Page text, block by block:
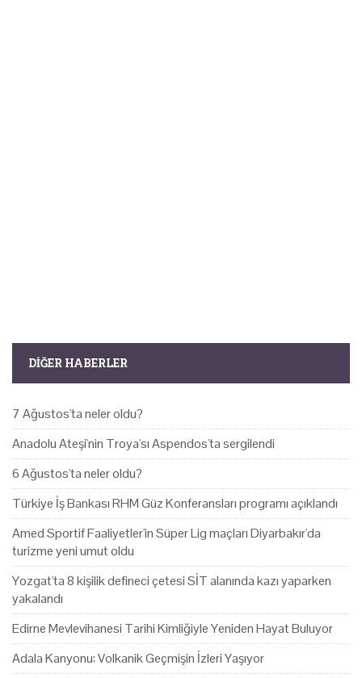
DIĞER HABERLER
7 Ağustos'ta neler oldu?
Anadolu Ateşi'nin Troya'sı Aspendos'ta sergilendi
6 Ağustos'ta neler oldu?
Türkiye İş Bankası RHM Güz Konferansları programı açıklandı
Amed Sportif Faaliyetler'in Süper Lig maçları Diyarbakır'da
turizme yeni umut oldu
Yozgat'ta 8 kişilik defineci çetesi SİT alanında kazı yaparken
yakalandı
Edirne Mevlevihanesi Tarihi Kimliğiyle Yeniden Hayat Buluyor
Adala Kanyonu: Volkanik Geçmişin İzleri Yaşıyor